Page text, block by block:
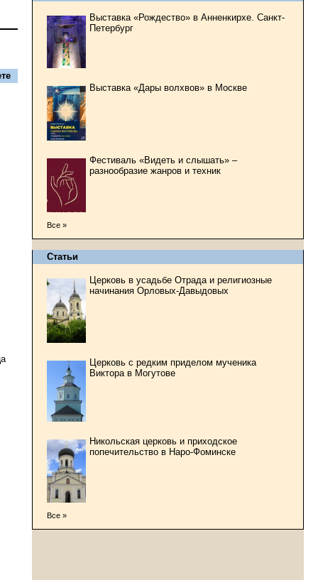
Выставка «Рождество» в Анненкирхе. Санкт-
Петербург
Выставка «Дары волхвов» в Москве
Фестиваль «Видеть и слышать» –
разнообразие жанров и техник
Все »
Статьи
Церковь в усадьбе Отрада и религиозные
начинания Орловых-Давыдовых
Церковь с редким приделом мученика
Виктора в Могутове
Никольская церковь и приходское
попечительство в Наро-Фоминске
Все »